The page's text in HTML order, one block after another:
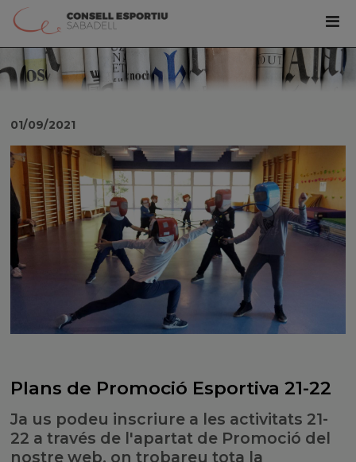
Plans de Promoció Esportiva 21-22
Ja us podeu inscriure a les activitats 21-
22 a través de l'apartat de Promoció del
nostre web, on trobareu tota la
01/09/2021